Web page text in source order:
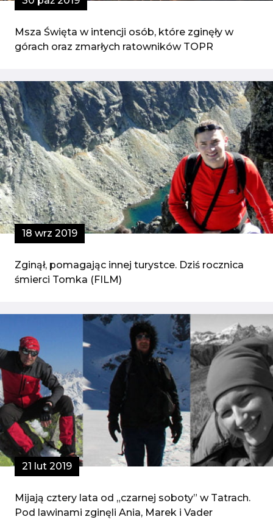
Msza Święta w intencji osób, które zginęły w
górach oraz zmarłych ratowników TOPR
18 wrz 2019
Zginął, pomagając innej turystce. Dziś rocznica
śmierci Tomka (FILM)
21 lut 2019
Mijają cztery lata od „czarnej soboty” w Tatrach.
Pod lawinami zginęli Ania, Marek i Vader